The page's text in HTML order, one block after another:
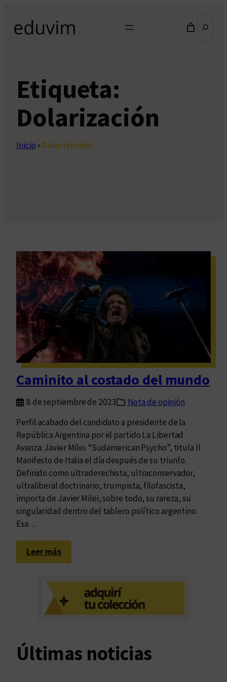
contenido
Etiqueta:
Dolarización
Inicio»Dolarización
Caminito al costado del mundo
8 de septiembre de 2023
Nota de opinión
Perfil acabado del candidato a presidente de la
República Argentina por el partido La Libertad
Avanza: Javier Milei. “Sudamerican Psycho”, titula Il
Manifesto de Italia el día después de su triunfo.
Definido como ultraderechista, ultraconservador,
ultraliberal doctrinario, trumpista, filofascista,
importa de Javier Milei, sobre todo, su rareza, su
singularidad dentro del tablero político argentino.
Esa…
Leer más:
C
i
n
o
Últimas noticias